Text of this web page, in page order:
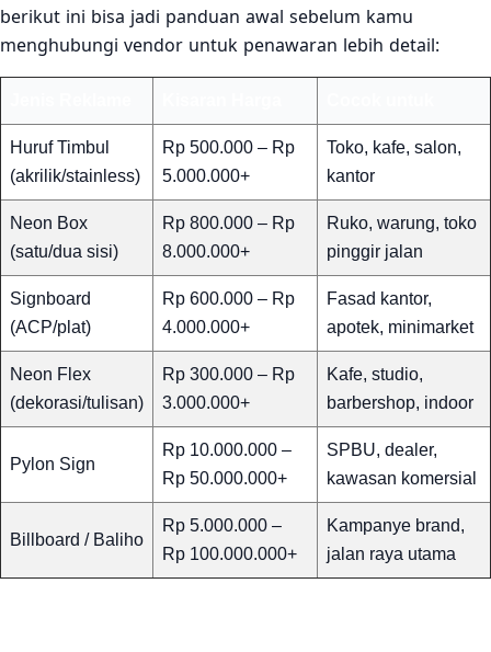
berikut ini bisa jadi panduan awal sebelum kamu
menghubungi vendor untuk penawaran lebih detail:
Huruf Timbul
(akrilik/stainless)
Rp 500.000 – Rp
5.000.000+
Toko, kafe, salon,
kantor
Neon Box
(satu/dua sisi)
Rp 800.000 – Rp
8.000.000+
Ruko, warung, toko
pinggir jalan
Signboard
(ACP/plat)
Rp 600.000 – Rp
4.000.000+
Fasad kantor,
apotek, minimarket
Neon Flex
(dekorasi/tulisan)
Rp 300.000 – Rp
3.000.000+
Kafe, studio,
barbershop, indoor
Pylon Sign
Rp 10.000.000 –
Rp 50.000.000+
SPBU, dealer,
kawasan komersial
Billboard / Baliho
Rp 5.000.000 –
Rp 100.000.000+
Kampanye brand,
jalan raya utama